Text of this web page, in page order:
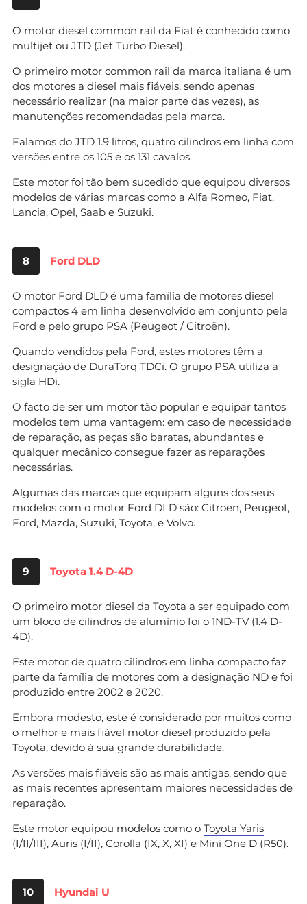
O motor diesel common rail da Fiat é conhecido como
multijet ou JTD (Jet Turbo Diesel).
O primeiro motor common rail da marca italiana é um
dos motores a diesel mais fiáveis, sendo apenas
necessário realizar (na maior parte das vezes), as
manutenções recomendadas pela marca.
Falamos do JTD 1.9 litros, quatro cilindros em linha com
versões entre os 105 e os 131 cavalos.
Este motor foi tão bem sucedido que equipou diversos
modelos de várias marcas como a Alfa Romeo, Fiat,
Lancia, Opel, Saab e Suzuki.
8 Ford DLD
O motor Ford DLD é uma família de motores diesel
compactos 4 em linha desenvolvido em conjunto pela
Ford e pelo grupo PSA (Peugeot / Citroën).
Quando vendidos pela Ford, estes motores têm a
designação de DuraTorq TDCi. O grupo PSA utiliza a
sigla HDi.
O facto de ser um motor tão popular e equipar tantos
modelos tem uma vantagem: em caso de necessidade
de reparação, as peças são baratas, abundantes e
qualquer mecânico consegue fazer as reparações
necessárias.
Algumas das marcas que equipam alguns dos seus
modelos com o motor Ford DLD são: Citroen, Peugeot,
Ford, Mazda, Suzuki, Toyota, e Volvo.
9 Toyota 1.4 D-4D
O primeiro motor diesel da Toyota a ser equipado com
um bloco de cilindros de alumínio foi o 1ND-TV (1.4 D-
4D).
Este motor de quatro cilindros em linha compacto faz
parte da família de motores com a designação ND e foi
produzido entre 2002 e 2020.
Embora modesto, este é considerado por muitos como
o melhor e mais fiável motor diesel produzido pela
Toyota, devido à sua grande durabilidade.
As versões mais fiáveis são as mais antigas, sendo que
as mais recentes apresentam maiores necessidades de
reparação.
Este motor equipou modelos como o Toyota Yaris
(I/II/III), Auris (I/II), Corolla (IX, X, XI) e Mini One D (R50).
10 Hyundai U